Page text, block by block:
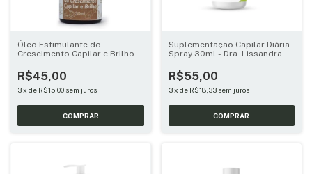
Óleo Estimulante do
Crescimento Capilar e Brilho
R$45,00
3x de R$15,00 sem juros
Suplementação Capilar Diária
Spray 30ml - Dra. Lissandra
R$55,00
3 x de R$18,33 sem juros